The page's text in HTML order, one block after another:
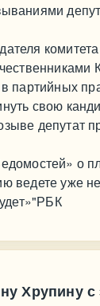
партийных
свою
депутат
о
ведете уже
Хрупину